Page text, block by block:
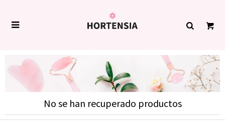

No se han recuperado productos